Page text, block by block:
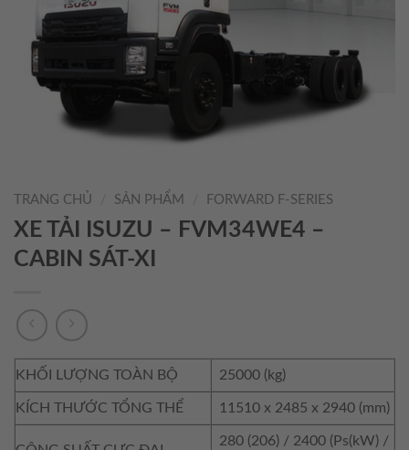
TRANG CHỦ SẢN PHẨM FORWARD F-SERIES
XE TẢI ISUZU – FVM34WE4 –
CABIN SÁT-XI
KHỐI LƯỢNG TOÀN BỘ 25000 (kg)
KÍCH THƯỚC TỔNG THỂ 11510 x 2485 x 2940 (mm)
280 (206) / 2400 (Ps(kW) /